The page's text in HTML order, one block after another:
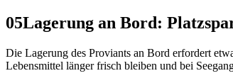
05Lagerung an Bord:
Die Lagerung des Proviants an Bord erfordert
Lebensmittel länger frisch bleiben und bei